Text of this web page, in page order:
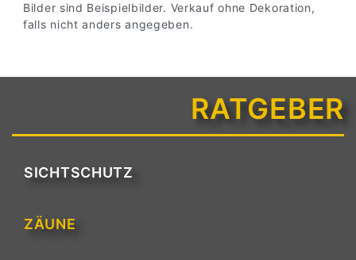
Bilder sind Beispielbilder. Verkauf ohne Dekoration,
falls nicht anders angegeben.
RATGEBER
SICHTSCHUTZ
ZÄUNE